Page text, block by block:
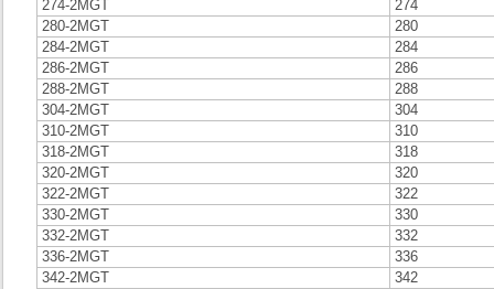
274-2MGT
274
280-2MGT
280
284-2MGT
284
286-2MGT
286
288-2MGT
288
304-2MGT
304
310-2MGT
310
318-2MGT
318
320-2MGT
320
322-2MGT
322
330-2MGT
330
332-2MGT
332
336-2MGT
336
342-2MGT
342